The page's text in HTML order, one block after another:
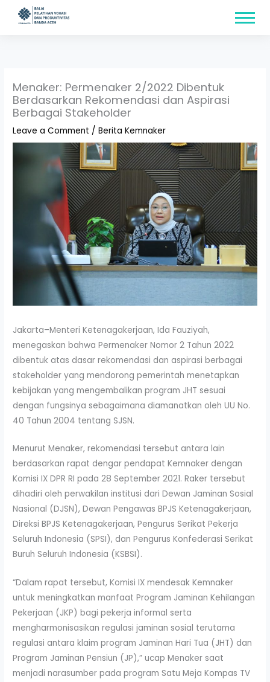
content
Menaker: Permenaker 2/2022 Dibentuk
Berdasarkan Rekomendasi dan Aspirasi
Berbagai Stakeholder
Leave a Comment /Berita Kemnaker
Jakarta–Menteri Ketenagakerjaan, Ida Fauziyah,
menegaskan bahwa Permenaker Nomor 2 Tahun 2022
dibentuk atas dasar rekomendasi dan aspirasi berbagai
stakeholder yang mendorong pemerintah menetapkan
kebijakan yang mengembalikan program JHT sesuai
dengan fungsinya sebagaimana diamanatkan oleh UU No.
40 Tahun 2004 tentang SJSN.
Menurut Menaker, rekomendasi tersebut antara lain
berdasarkan rapat dengar pendapat Kemnaker dengan
Komisi IX DPR RI pada 28 September 2021. Raker tersebut
dihadiri oleh perwakilan institusi dari Dewan Jaminan Sosial
Nasional (DJSN), Dewan Pengawas BPJS Ketenagakerjaan,
Direksi BPJS Ketenagakerjaan, Pengurus Serikat Pekerja
Seluruh Indonesia (SPSI), dan Pengurus Konfederasi Serikat
Buruh Seluruh Indonesia (KSBSI).
“Dalam rapat tersebut, Komisi IX mendesak Kemnaker
untuk meningkatkan manfaat Program Jaminan Kehilangan
Pekerjaan (JKP) bagi pekerja informal serta
mengharmonisasikan regulasi jaminan sosial terutama
regulasi antara klaim program Jaminan Hari Tua (JHT) dan
Program Jaminan Pensiun (JP),” ucap Menaker saat
menjadi narasumber pada program Satu Meja Kompas TV